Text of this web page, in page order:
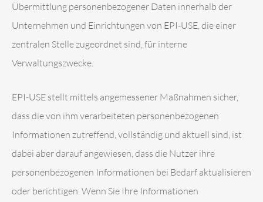
Übermittlung personenbezogener Daten innerhalb der
Unternehmen und Einrichtungen von EPI-USE, die einer
zentralen Stelle zugeordnet sind, für interne
Verwaltungszwecke.
EPI-USE stellt mittels angemessener Maßnahmen sicher,
dass die von ihm verarbeiteten personenbezogenen
Informationen zutreffend, vollständig und aktuell sind, ist
dabei aber darauf angewiesen, dass die Nutzer ihre
personenbezogenen Informationen bei Bedarf aktualisieren
oder berichtigen. Wenn Sie Ihre Informationen